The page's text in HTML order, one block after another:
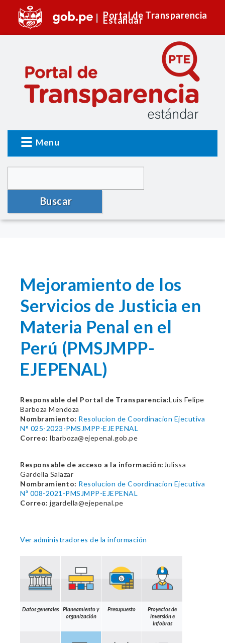
Portal de Transparencia
Estándar
Menu
Buscar
Mejoramiento de los
Servicios de Justicia en
Materia Penal en el
Perú (PMSJMPP-
EJEPENAL)
Responsable del Portal de Transparencia:Luis Felipe
Barboza Mendoza
Nombramiento: Resolucion de Coordinacion Ejecutiva
N° 025-2023-PMSJMPP-EJEPENAL
Correo: lbarboza@ejepenal.gob.pe
Responsable de acceso a la información: Julissa
Gardella Salazar
Nombramiento: Resolucion de Coordinacion Ejecutiva
Nª 008-2021-PMSJMPP-EJEPENAL
Correo: jgardella@ejepenal.pe
Ver administradores de la información
Datos generales
Planeamiento y
organización
Presupuesto
Proyectos de
inversión e
Infobras